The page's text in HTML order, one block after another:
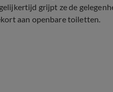
grijpt ze de
aan openbare toiletten.